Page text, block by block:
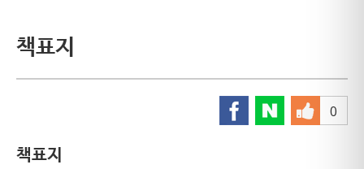
책표지
0
책표지